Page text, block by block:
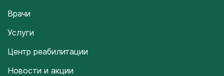
Врачи
Услуги
Центр реабилитации
Новости и акции